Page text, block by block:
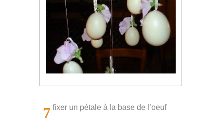
7 fixer un pétale à la base de l’oeuf